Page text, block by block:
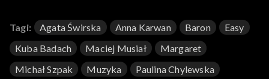
rockowej Faith No More, a oryginalnie wykonał go w 1977 roku
amerykański zespół funkowo-soulowy Commodores. Świrska
zaprezentowała swoją wersję przeboju 4 października 2025
roku na antenie TVP2.
Tagi: Agata Świrska Anna Karwan Baron
Easy
Kuba Badach
Maciej Musiał
Margaret
Michał Szpak
Muzyka
Paulina Chylewska